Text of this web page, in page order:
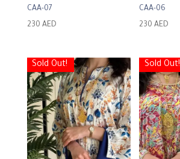
CAA-07
230 AED
CAA-06
230AED
Sold Out! Sold Out!